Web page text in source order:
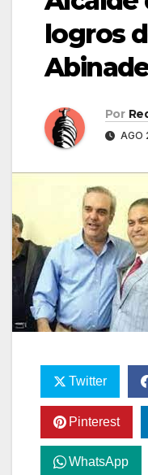
logros
Por
AGO
Twitter
Pinterest
WhatsApp